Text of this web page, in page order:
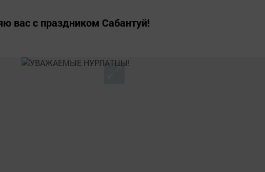
вас с праздником Сабантуй!